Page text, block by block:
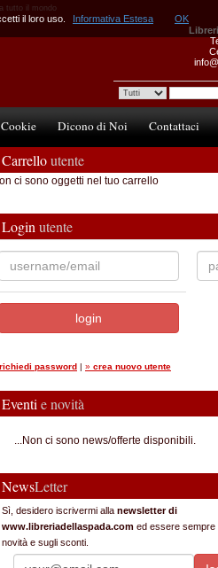
tutto il mondo
Cookie Dicono di Noi Contattaci
Carrelloutente
ci sono oggetti nel tuo carrello
Login utente
richiedi password | » crea nuovo utente
Eventi e novità
...Non ci sono news/offerte disponibili.
NewsLetter
Sì, desidero iscrivermi alla newsletter di
www.libreriadellaspada.com ed essere sempre
novità e sugli sconti.
il loro uso. Informativa Estesa OK